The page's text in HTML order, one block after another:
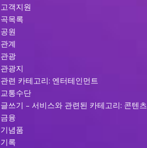
고객지원
곡목록
공원
관계
관광
관광지
관련 카테고리: 엔터테인먼트
교통수단
글쓰기 – 서비스와 관련된 카테고리: 콘텐츠
금융
기념품
기록